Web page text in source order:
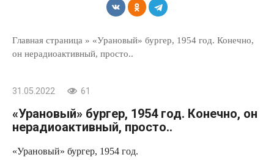
Главная страница » «Урановый» бургер, 1954 год. Конечно,
он нерадиоактивный, просто..
31.05.2022 61
«Урановый» бургер, 1954 год. Конечно, он
нерадиоактивный, просто..
«Урановый» бургер, 1954 год.